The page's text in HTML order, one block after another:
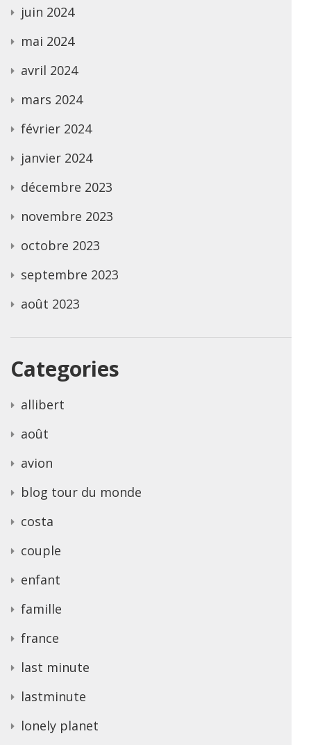
juin 2024
mai 2024
avril 2024
mars 2024
février 2024
janvier 2024
décembre 2023
novembre 2023
octobre 2023
septembre 2023
août 2023
Categories
allibert
août
avion
blog tour du monde
costa
couple
enfant
famille
france
last minute
lastminute
lonely planet